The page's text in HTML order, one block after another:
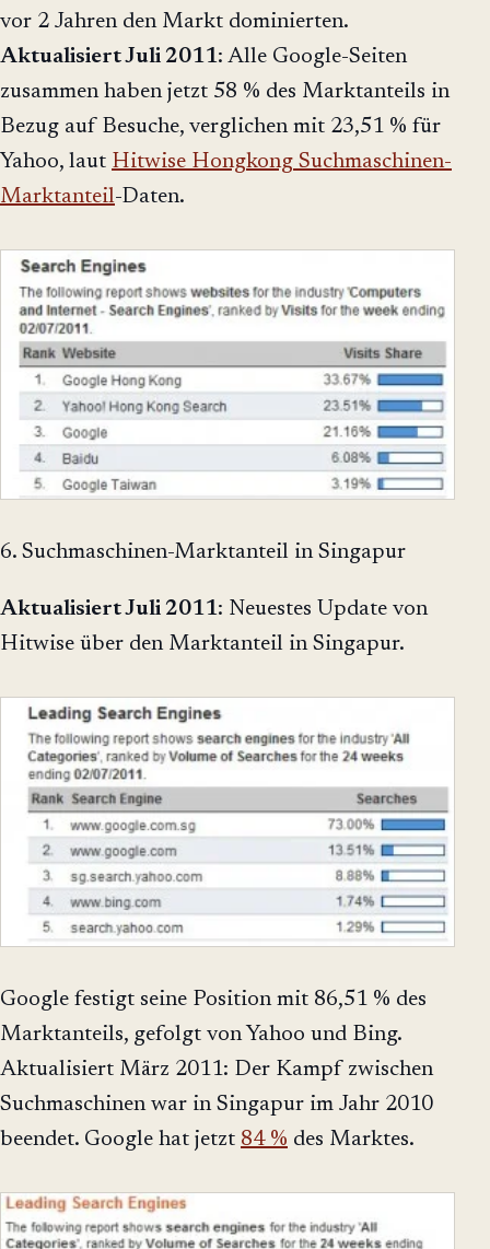
vor 2 Jahren den Markt dominierten.
Aktualisiert Juli 2011: Alle Google-Seiten
zusammen haben jetzt 58 % des Marktanteils in
Bezug auf Besuche, verglichen mit 23,51 % für
Yahoo, laut Hitwise Hongkong Suchmaschinen-
Marktanteil-Daten.
6. Suchmaschinen-Marktanteil in Singapur
Aktualisiert Juli 2011: Neuestes Update von
Hitwise über den Marktanteil in Singapur.
Google festigt seine Position mit 86,51 % des
Marktanteils, gefolgt von Yahoo und Bing.
Aktualisiert März 2011: Der Kampf zwischen
Suchmaschinen war in Singapur im Jahr 2010
beendet. Google hat jetzt 84 % des Marktes.